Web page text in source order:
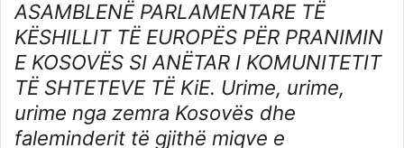
ASAMBLENË PARLAMENTARE TË
KËSHILLIT TË EUROPËS PËR PRANIMIN
E KOSOVËS SI ANËTAR I KOMUNITETIT
TË SHTETEVE TË KiE. Urime, urime,
urime nga zemra Kosovës dhe
faleminderit të gjithë miqve e